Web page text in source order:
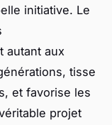
initiative. Le
autant aux
tisse
et favorise les
projet